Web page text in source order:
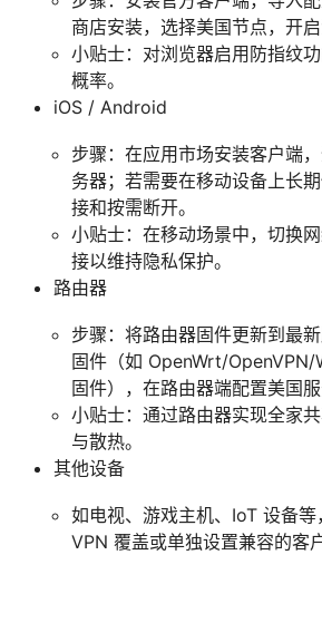
商店安装，选择美国节点，开启
小贴士：对浏览器启用防指纹
概率。
iOS / Android
步骤：在应用市场安装客户端
务器；若需要在移动设备上长
接和按需断开。
小贴士：在移动场景中，切换
接以维持隐私保护。
路由器
步骤：将路由器固件更新到最
固件（如 OpenWrt/
固件），在路由器端配置美国服
小贴士：通过路由器实现全家
与散热。
其他设备
如电视、游戏主机、IoT 设备
VPN 覆盖或单独设置兼容的客户